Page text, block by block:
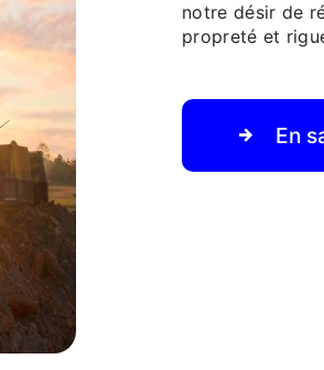
notre désir de
propreté et
En